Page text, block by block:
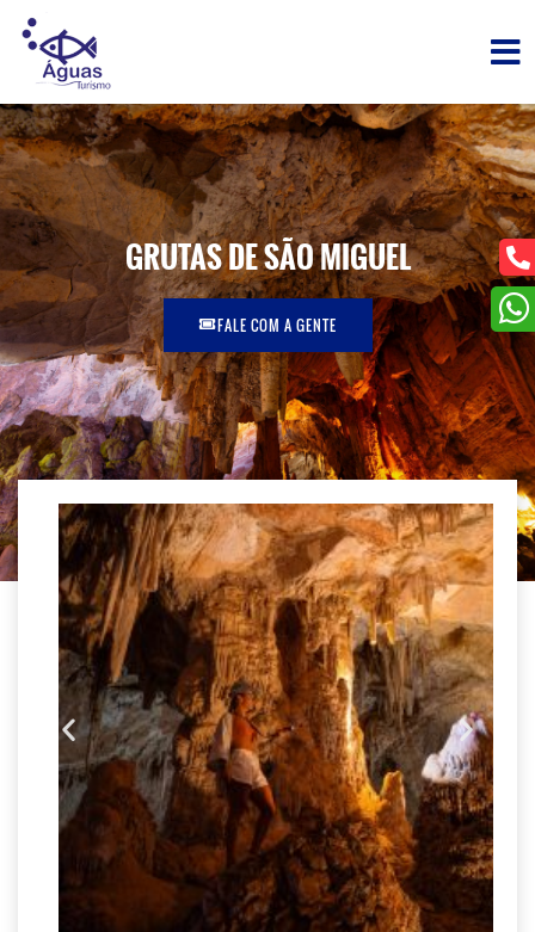
GRUTAS DE SÃO MIGUEL
FALE COM A GENTE